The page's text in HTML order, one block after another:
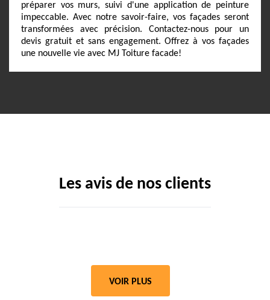
préparer vos murs, suivi d'une application de peinture
impeccable. Avec notre savoir-faire, vos façades seront
transformées avec précision. Contactez-nous pour un
devis gratuit et sans engagement. Offrez à vos façades
une nouvelle vie avec MJ Toiture facade!
Les avis de nos clients
VOIR PLUS